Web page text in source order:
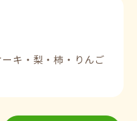
キ・梨・柿・りんご